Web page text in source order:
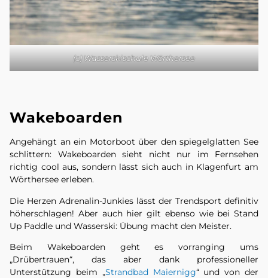
(c) Wasserskischule Wörthersee
Wakeboarden
Angehängt an ein Motorboot über den spiegelglatten See
schlittern: Wakeboarden sieht nicht nur im Fernsehen
richtig cool aus, sondern lässt sich auch in Klagenfurt am
Wörthersee erleben.
Die Herzen Adrenalin-Junkies lässt der Trendsport definitiv
höherschlagen! Aber auch hier gilt ebenso wie bei Stand
Up Paddle und Wasserski: Übung macht den Meister.
Beim Wakeboarden geht es vorranging ums
„Drübertrauen“, das aber dank professioneller
Unterstützung beim „Strandbad Maiernigg“ und von der